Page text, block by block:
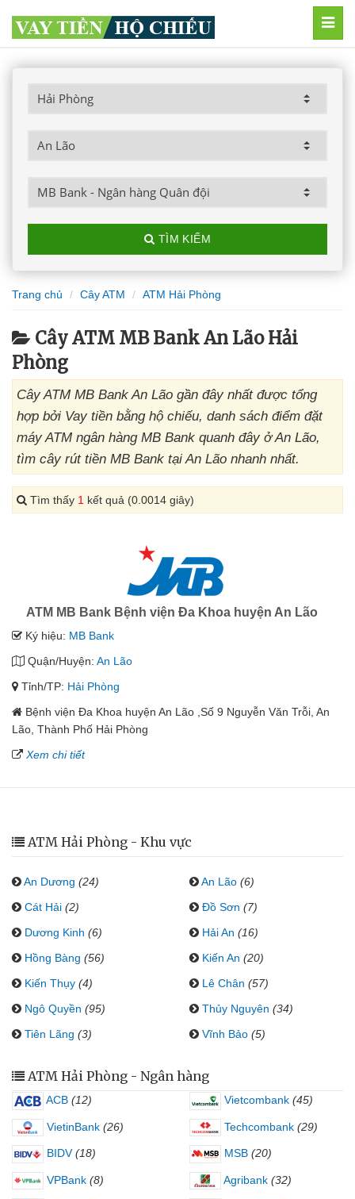
TÌM KIẾM
Trang chủ Cây ATM ATM Hải Phòng
Cây ATM MB Bank An Lão Hải
Phòng
Cây ATM MB Bank An Lão gần đây nhất được tổng
hợp bởi Vay tiền bằng hộ chiếu, danh sách điểm đặt
máy ATM ngân hàng MB Bank quanh đây ở An Lão,
tìm cây rút tiền MB Bank tại An Lão nhanh nhất.
Tìm thấy 1 kết quả (0.0014 giây)
ATM MB Bank Bệnh viện Đa Khoa huyện An Lão
Ký hiệu: MB Bank
Quận/Huyện: An Lão
Tỉnh/TP: Hải Phòng
Bệnh viện Đa Khoa huyện An Lão ,Số 9 Nguyễn Văn Trỗi, An
Lão, Thành Phố Hải Phòng
Xem chi tiết
ATM Hải Phòng - Khu vực
An Dương (24) An Lão (6)
Cát Hải (2) Đồ Sơn (7)
Dương Kinh (6) Hải An (16)
Hồng Bàng (56) Kiến An (20)
Kiến Thụy (4) Lê Chân (57)
Ngô Quyền (95) Thủy Nguyên (34)
Tiên Lãng (3) Vĩnh Bảo (5)
ATM Hải Phòng - Ngân hàng
ACB (12) Vietcombank (45)
VietinBank (26) Techcombank (29)
BIDV (18) MSB (20)
VPBank (8) Agribank (32)